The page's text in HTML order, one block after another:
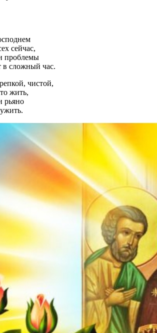
сейчас,
проблемы
в сложный час.
чистой,
жить,
рьяно